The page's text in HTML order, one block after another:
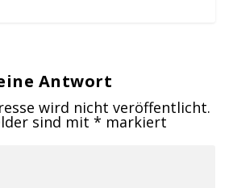
Antwort
wird nicht veröffentlicht.
sind mit* markiert